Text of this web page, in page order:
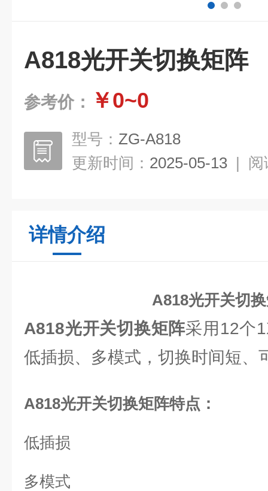
A818光开关切换矩阵
参考价： ￥0~0
型号： ZG-A818
更新时间： 2025-05-13 | 阅
详情介绍
A818光开关切
A818光开关切换矩阵采用12个
低插损、多模式，切换时间短、
A818光开关切换矩阵特点：
低插损
多模式